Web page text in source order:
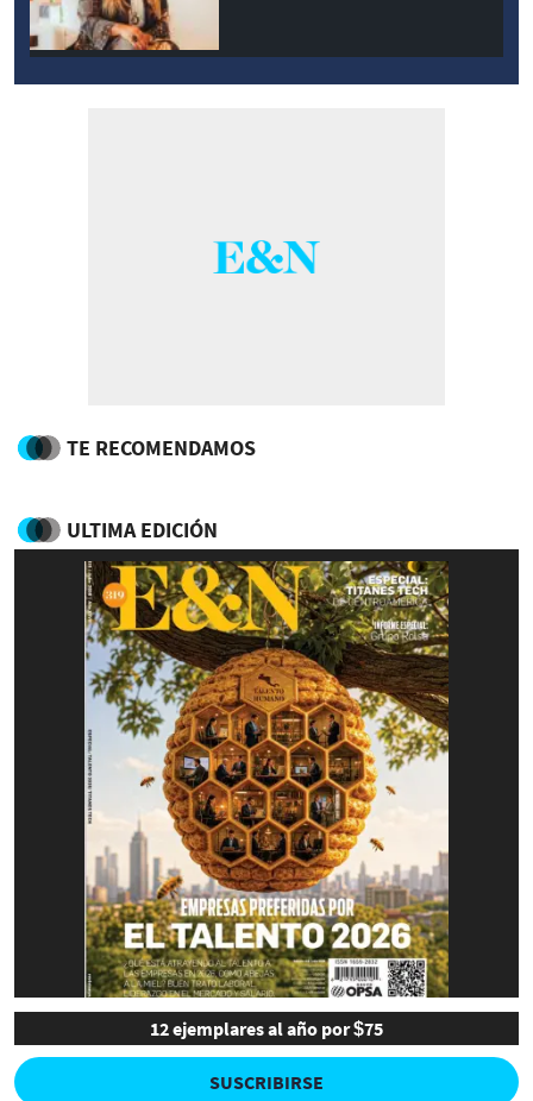
TE RECOMENDAMOS
ULTIMA EDICIÓN
12 ejemplares al año por $75
SUSCRIBIRSE